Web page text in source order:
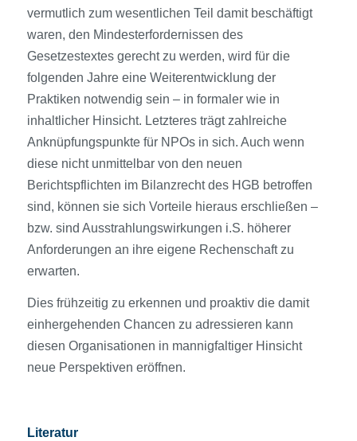
vermutlich zum wesentlichen Teil damit beschäftigt
waren, den Mindesterfordernissen des
Gesetzestextes gerecht zu werden, wird für die
folgenden Jahre eine Weiterentwicklung der
Praktiken notwendig sein – in formaler wie in
inhaltlicher Hinsicht. Letzteres trägt zahlreiche
Anknüpfungspunkte für NPOs in sich. Auch wenn
diese nicht unmittelbar von den neuen
Berichtspflichten im Bilanzrecht des HGB betroffen
sind, können sie sich Vorteile hieraus erschließen –
bzw. sind Ausstrahlungswirkungen i.S. höherer
Anforderungen an ihre eigene Rechenschaft zu
erwarten.
Dies frühzeitig zu erkennen und proaktiv die damit
einhergehenden Chancen zu adressieren kann
diesen Organisationen in mannigfaltiger Hinsicht
neue Perspektiven eröffnen.
Literatur